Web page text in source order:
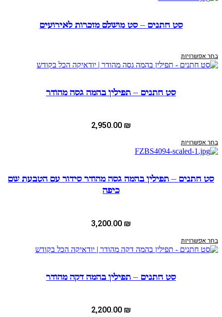
סט חתנים – סט מושלם מזכרות לאירועים
בחר אפשרויות
סט חתנים – תפילין בהמה גסה מהודר
2,950.00 ₪
בחר אפשרויות
סט חתנים – תפילין בהמה גסה מהודר סידור עם הטבעת שם
כיפה
3,200.00 ₪
בחר אפשרויות
סט חתנים – תפילין בהמה דקה מהודר
2,200.00 ₪